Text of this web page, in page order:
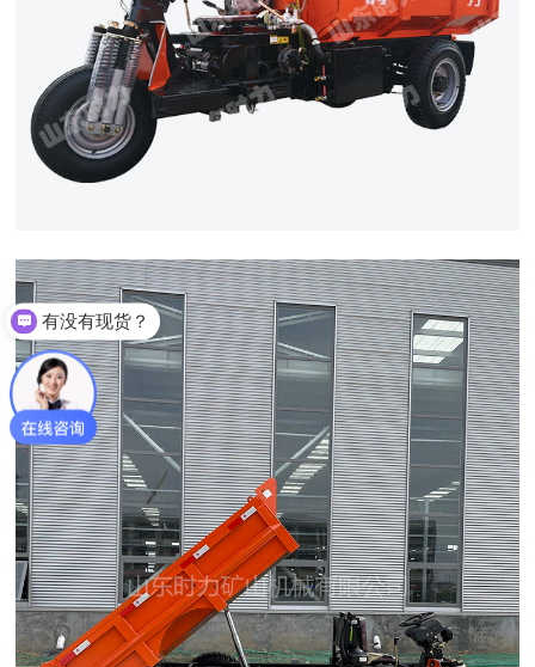
有没有现货？